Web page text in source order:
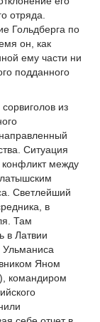
отряда.
Гольдберга по
он, как
ему части ни
подданного
из
Ситуация
конфликт между
Светлейший
в
Там
в Латвии
Яном
командиром